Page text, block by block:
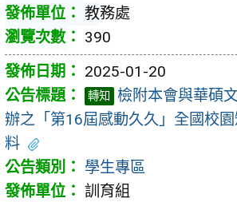
教務處
390
2025-01-20
轉知
檢附本會與華碩
辦之「第16屆感動久久」全國校
料
學生專區
訓育組